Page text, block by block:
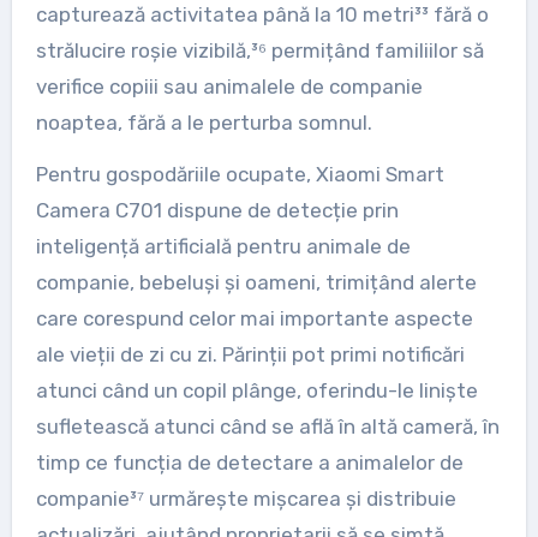
capturează activitatea până la 10 metri³³ fără o
strălucire roșie vizibilă,³⁶ permițând familiilor să
verifice copiii sau animalele de companie
noaptea, fără a le perturba somnul.
Pentru gospodăriile ocupate, Xiaomi Smart
Camera C701 dispune de detecție prin
inteligență artificială pentru animale de
companie, bebeluși și oameni, trimițând alerte
care corespund celor mai importante aspecte
ale vieții de zi cu zi. Părinții pot primi notificări
atunci când un copil plânge, oferindu-le liniște
sufletească atunci când se află în altă cameră, în
timp ce funcția de detectare a animalelor de
companie³⁷ urmărește mișcarea și distribuie